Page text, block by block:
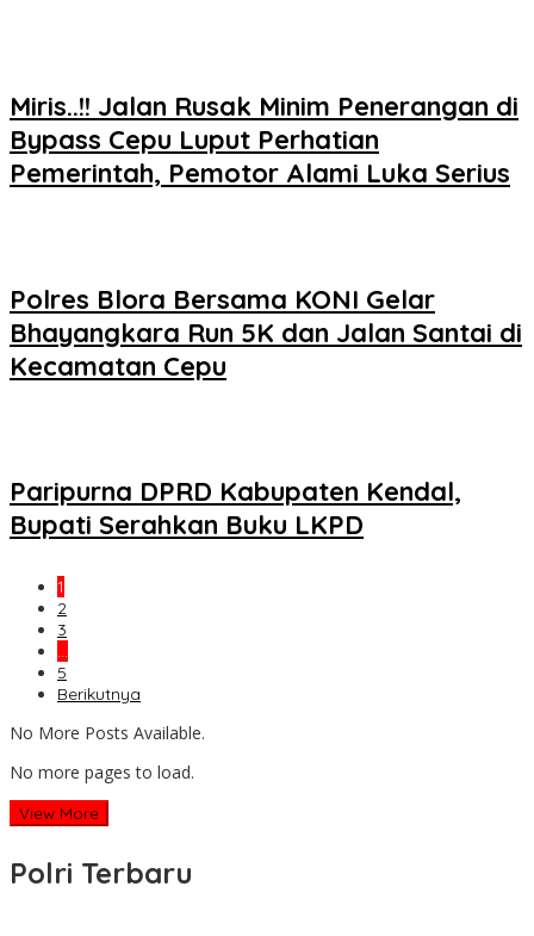
Miris..!! Jalan Rusak Minim Penerangan di
Bypass Cepu Luput Perhatian
Pemerintah, Pemotor Alami Luka Serius
Polres Blora Bersama KONI Gelar
Bhayangkara Run 5K dan Jalan Santai di
Kecamatan Cepu
Paripurna DPRD Kabupaten Kendal,
Bupati Serahkan Buku LKPD
1
2
3
…
5
Berikutnya
No More Posts Available.
No more pages to load.
View More
Polri Terbaru